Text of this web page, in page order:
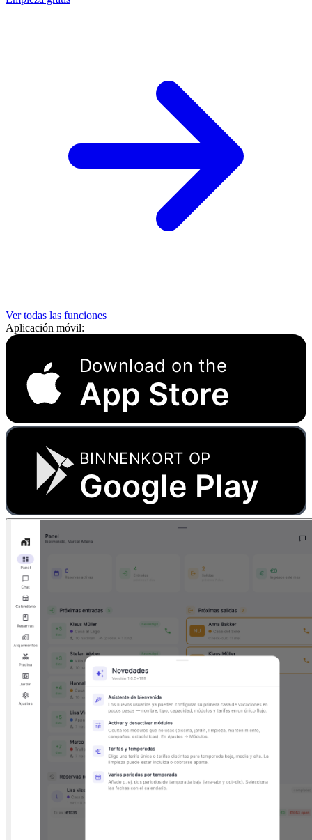
Ver todas las funciones
Aplicación móvil:
Download on the
App Store
BINNENKORT OP
Google Play